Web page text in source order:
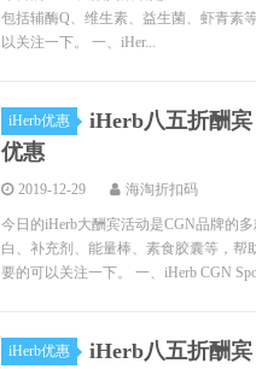
包括辅酶Q、维生素、益生菌、虾青素
以关注一下。 一、iHer...
iHerb优惠
iHerb八五折酬
优惠
2019-12-29 海淘折扣码
今日的iHerb大酬宾活动是CGN品牌的
白、补充剂、能量棒、素食胶囊等，
要的可以关注一下。 一、iHerb CGN
iHerb优惠
iHerb八五折酬